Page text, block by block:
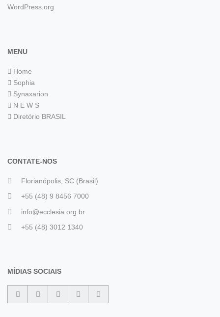
WordPress.org
MENU
Home
Sophia
Synaxarion
N E W S
Diretório BRASIL
CONTATE-NOS
Florianópolis, SC (Brasil)
+55 (48) 9 8456 7000
info@ecclesia.org.br
+55 (48) 3012 1340
MÍDIAS SOCIAIS